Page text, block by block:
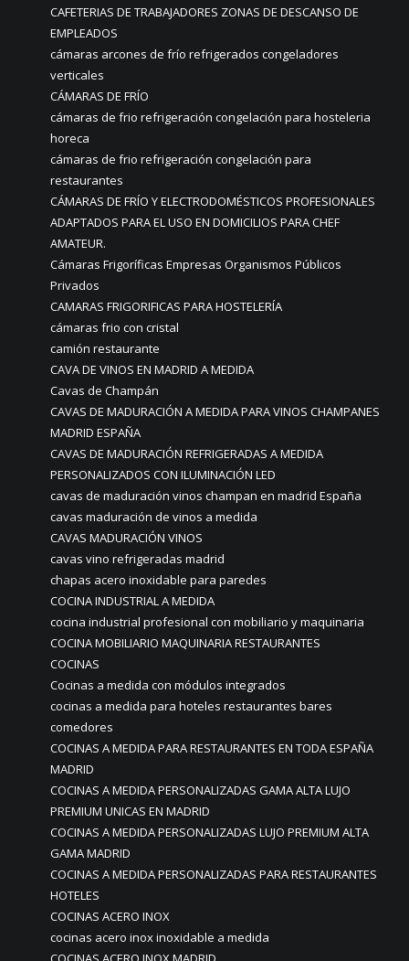
CAFETERIAS DE TRABAJADORES ZONAS DE DESCANSO DE
EMPLEADOS
cámaras arcones de frío refrigerados congeladores
verticales
CÁMARAS DE FRÍO
cámaras de frio refrigeración congelación para hosteleria
horeca
cámaras de frio refrigeración congelación para
restaurantes
CÁMARAS DE FRÍO Y ELECTRODOMÉSTICOS PROFESIONALES
ADAPTADOS PARA EL USO EN DOMICILIOS PARA CHEF
AMATEUR.
Cámaras Frigoríficas Empresas Organismos Públicos
Privados
CAMARAS FRIGORIFICAS PARA HOSTELERÍA
cámaras frio con cristal
camión restaurante
CAVA DE VINOS EN MADRID A MEDIDA
Cavas de Champán
CAVAS DE MADURACIÓN A MEDIDA PARA VINOS CHAMPANES
MADRID ESPAÑA
CAVAS DE MADURACIÓN REFRIGERADAS A MEDIDA
PERSONALIZADOS CON ILUMINACIÓN LED
cavas de maduración vinos champan en madrid España
cavas maduración de vinos a medida
CAVAS MADURACIÓN VINOS
cavas vino refrigeradas madrid
chapas acero inoxidable para paredes
COCINA INDUSTRIAL A MEDIDA
cocina industrial profesional con mobiliario y maquinaria
COCINA MOBILIARIO MAQUINARIA RESTAURANTES
COCINAS
Cocinas a medida con módulos integrados
cocinas a medida para hoteles restaurantes bares
comedores
COCINAS A MEDIDA PARA RESTAURANTES EN TODA ESPAÑA
MADRID
COCINAS A MEDIDA PERSONALIZADAS GAMA ALTA LUJO
PREMIUM UNICAS EN MADRID
COCINAS A MEDIDA PERSONALIZADAS LUJO PREMIUM ALTA
GAMA MADRID
COCINAS A MEDIDA PERSONALIZADAS PARA RESTAURANTES
HOTELES
COCINAS ACERO INOX
cocinas acero inox inoxidable a medida